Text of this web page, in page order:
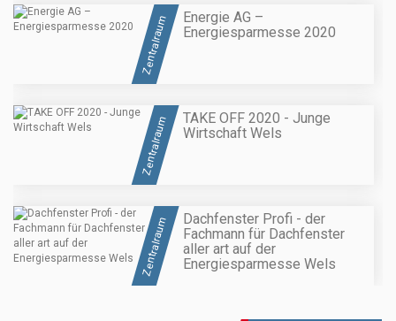
Zentralraum
Energie AG –
Energiesparmesse 2020
Zentralraum
TAKE OFF 2020 - Junge
Wirtschaft Wels
Zentralraum
Dachfenster Profi - der
Fachmann für Dachfenster
aller art auf der
Energiesparmesse Wels